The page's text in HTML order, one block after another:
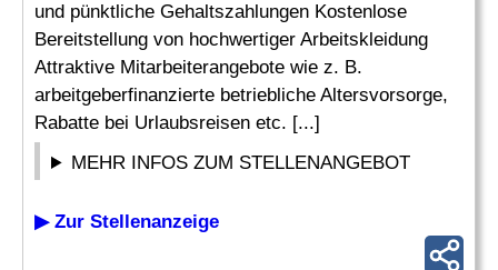
und pünktliche Gehaltszahlungen Kostenlose
Bereitstellung von hochwertiger Arbeitskleidung
Attraktive Mitarbeiterangebote wie z. B.
arbeitgeberfinanzierte betriebliche Altersvorsorge,
Rabatte bei Urlaubsreisen etc. [...]
MEHR INFOS ZUM STELLENANGEBOT
▶ Zur Stellenanzeige